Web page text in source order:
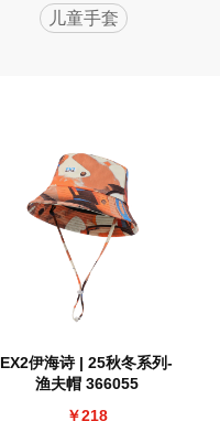
儿童手套
EX2伊海诗 | 25秋冬系列-
渔夫帽 366055
￥218